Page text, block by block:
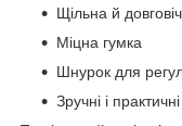
Щільна й
Міцна гумка
Шнурок для
Зручні і